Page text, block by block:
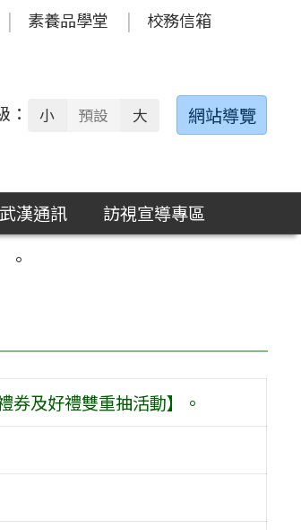
素養品學堂 校務信箱
： 小 預設 大 網站導覽
武漢通訊
訪視宣導專區
。
券及好禮雙重抽活動】。